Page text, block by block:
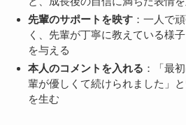
先輩のサポートを映す ：一人で
く、先輩が丁寧に教えている様
を与える
本人のコメントを入れる ：「最
輩が優しくて続けられました」
を生む